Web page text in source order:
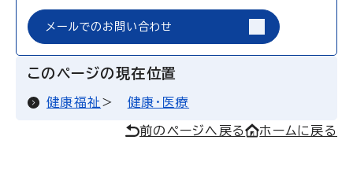
メールでのお問い合わせ
このページの現在位置
健康福祉 健康・医療
前のページへ戻る ホームに戻る